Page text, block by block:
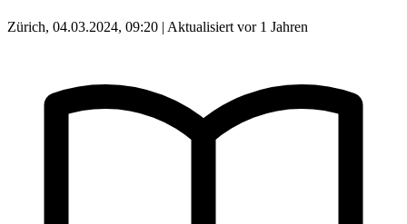
Zürich, 04.03.2024, 09:20 | Aktualisiert vor 1 Jahren